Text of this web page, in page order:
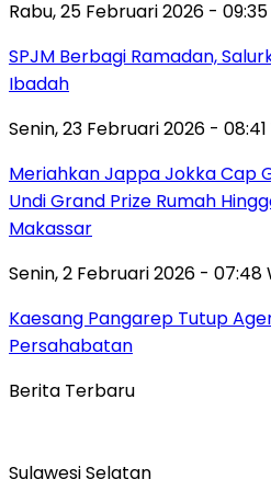
Rabu, 25 Februari 2026 - 09:35
SPJM Berbagi Ramadan,
Ibadah
Senin, 23 Februari 2026 - 08:41
Meriahkan Jappa Jokka Cap
Undi Grand Prize Rumah
Makassar
Senin, 2 Februari 2026 - 07:48
Kaesang Pangarep Tutup
Persahabatan
Berita Terbaru
Sulawesi Selatan